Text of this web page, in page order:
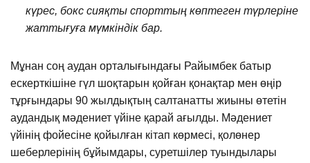
күрес, бокс сияқты спорттың көптеген түрлеріне
жаттығуға мүмкіндік бар.
Мұнан соң аудан орталығындағы Райымбек батыр
ескерткішіне гүл шоқтарын қойған қонақтар мен өңір
тұрғындары 90 жылдықтың салтанатты жиыны өтетін
аудандық мәдениет үйіне қарай ағылды. Мәдениет
үйінің фойесіне қойылған кітап көрмесі, қолөнер
шеберлерінің бұйымдары, суретшілер туындылары